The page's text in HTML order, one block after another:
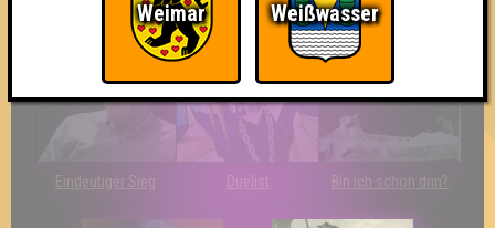
Eindeutiger Sieg Duelist Bin ich schon drin?
Weimar Weißwasser